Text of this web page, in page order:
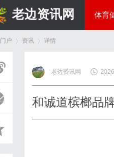
老边资讯网 体育
门户 资讯
›
详情
老边资讯网
和诚道槟榔品